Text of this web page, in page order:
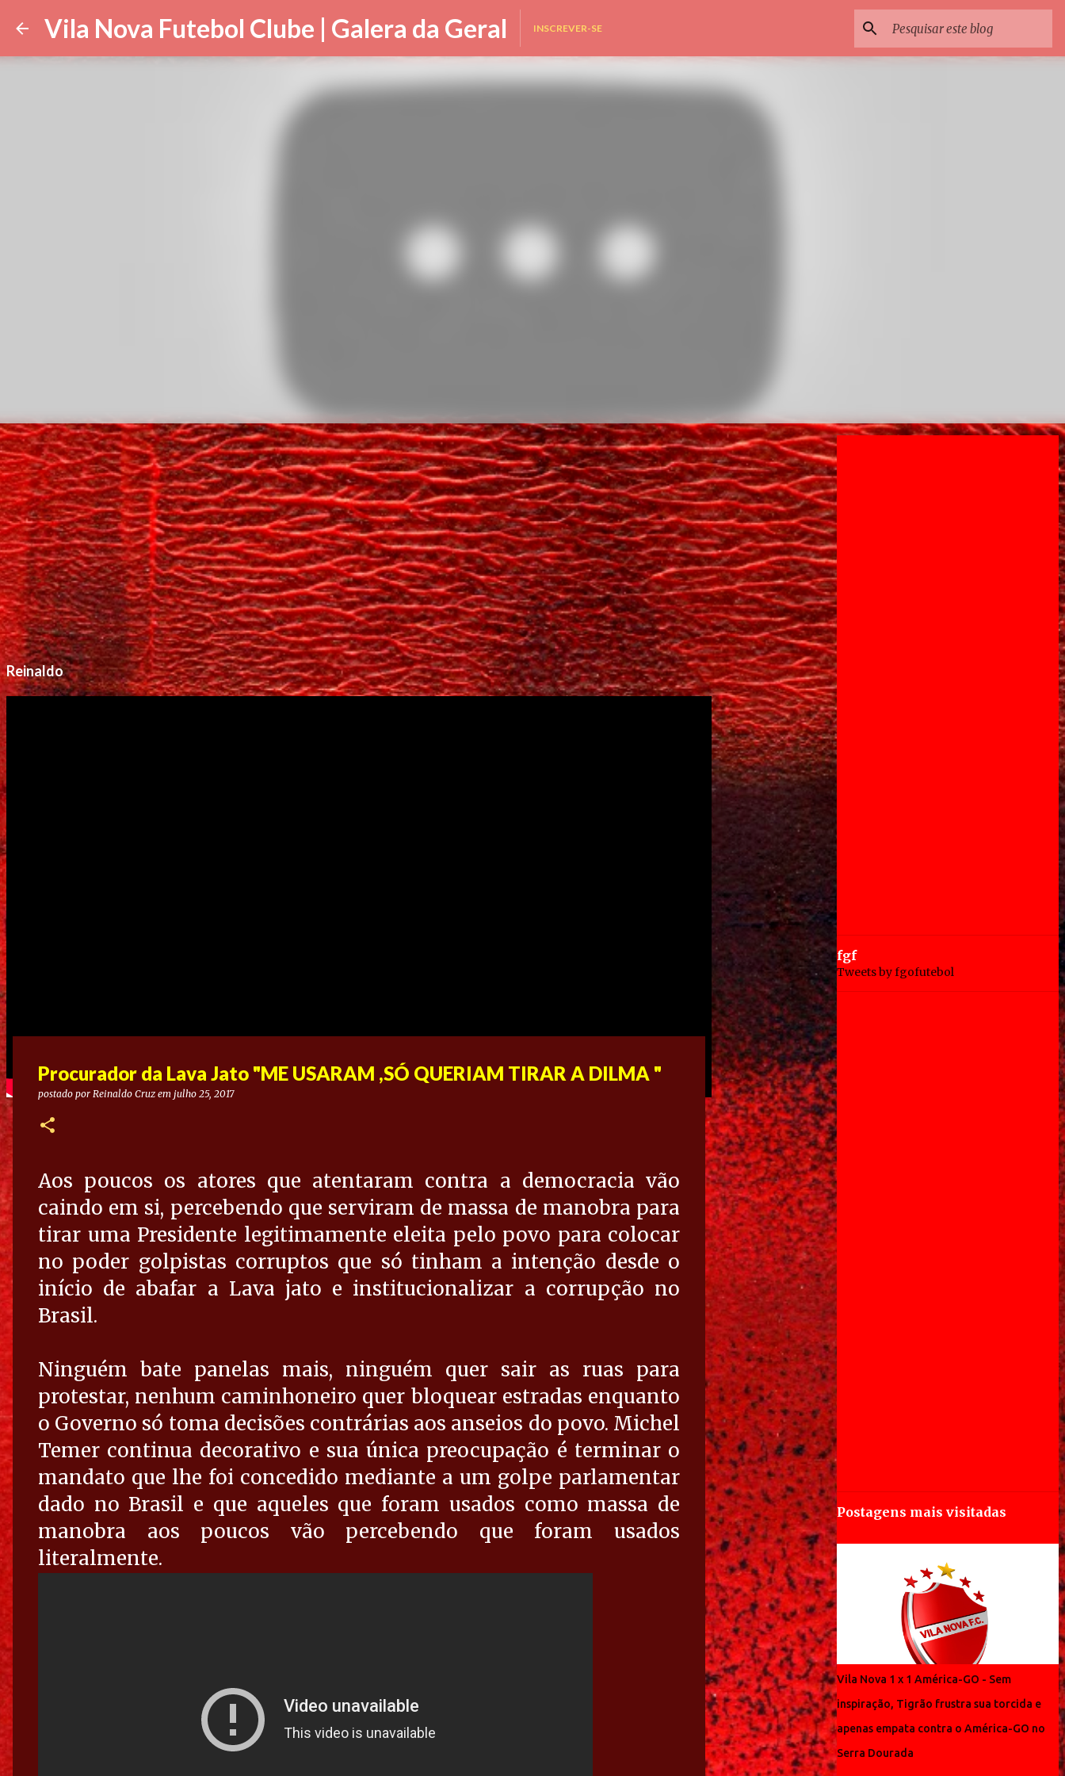
Pular para o conteúdo principal
Vila Nova Futebol Clube | Galera da Geral INSCREVER-SE
Reinaldo
Procurador da Lava Jato "ME USARAM ,SÓ QUERIAM TIRAR A DILMA "
postado por Reinaldo Cruz em julho 25, 2017
Aos poucos os atores que atentaram contra a democracia vão
caindo em si, percebendo que serviram de massa de manobra para
tirar uma Presidente legitimamente eleita pelo povo para colocar
no poder golpistas corruptos que só tinham a intenção desde o
início de abafar a Lava jato e institucionalizar a corrupção no
Brasil.
Ninguém bate panelas mais, ninguém quer sair as ruas para
protestar, nenhum caminhoneiro quer bloquear estradas enquanto
o Governo só toma decisões contrárias aos anseios do povo. Michel
Temer continua decorativo e sua única preocupação é terminar o
mandato que lhe foi concedido mediante a um golpe parlamentar
dado no Brasil e que aqueles que foram usados como massa de
manobra aos poucos vão percebendo que foram usados
literalmente.
fgf
Tweets by fgofutebol
Postagens mais visitadas
Vila Nova 1 x 1 América-GO - Sem
inspiração, Tigrão frustra sua torcida e
apenas empata contra o América-GO no
Serra Dourada